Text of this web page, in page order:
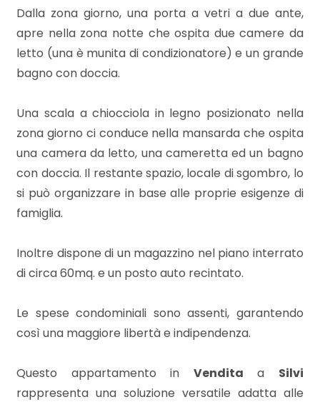
Dalla zona giorno, una porta a vetri a due ante,
apre nella zona notte che ospita due camere da
letto (una è munita di condizionatore) e un grande
bagno con doccia.
Una scala a chiocciola in legno posizionato nella
zona giorno ci conduce nella mansarda che ospita
una camera da letto, una cameretta ed un bagno
con doccia. Il restante spazio, locale di sgombro, lo
si può organizzare in base alle proprie esigenze di
famiglia.
Inoltre dispone di un magazzino nel piano interrato
di circa 60mq. e un posto auto recintato.
Le spese condominiali sono assenti, garantendo
così una maggiore libertà e indipendenza.
Questo appartamento in Vendita a Silvi
rappresenta una soluzione versatile adatta alle
4
5
5+
Camere
minime
Qualsiasi
2